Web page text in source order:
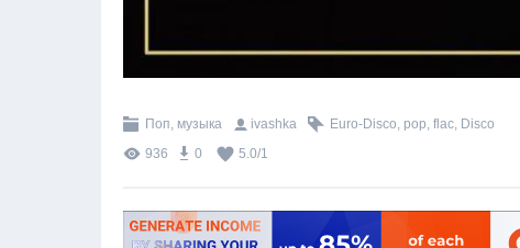
Поп, музыка ivashka Euro-Disco, pop, flac, Disco
936
0 5.0/1